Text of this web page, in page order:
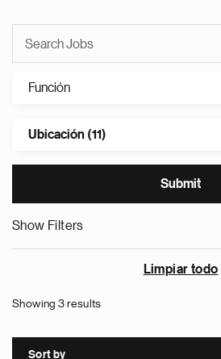
Función
Ubicación (11)
Show Filters
Limpiar todo
Showing 3 results
Sort by